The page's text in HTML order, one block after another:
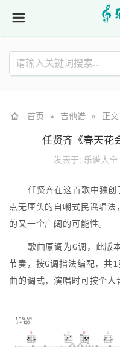
首页 » 吉他谱 » 正文
任贤齐《春天花
发表于: 乐谱大全
任贤齐在这首歌中独
点无厘头的自嘲式民谣唱
的又一个广阔的可能性。
歌曲原调为G调，此版
节奏，按G调指法编配，共
曲的调式，演唱时可按个人